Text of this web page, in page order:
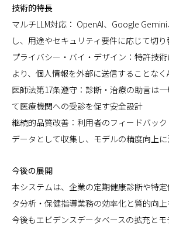
技術的特長
マルチLLM対応： OpenAI、Google
し、用途やセキュリティ要件に応じて切
プライバシー・バイ・デザイン：特許技
より、個人情報を外部に送信することな
医師法第17条遵守：診断・治療の助言は
て医療機関への受診を促す安全設計
継続的品質改善：利用者のフィードバッ
データとして収集し、モデルの精度向上に
今後の展開
本システムは、企業の定期健康診断や特
タ分析・保健指導業務の効率化と質的向上
今後もエビデンスデータベースの拡充と